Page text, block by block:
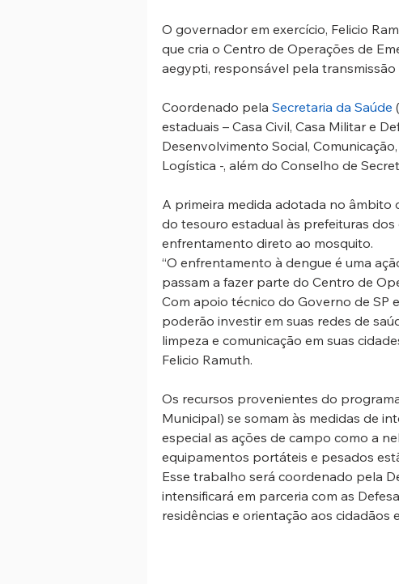
O governador em exercício, Felicio
que cria o Centro de Operações de
aegypti, responsável pela
Coordenado pela Secretaria da Saúde
estaduais – Casa Civil, Casa Militar e
Desenvolvimento Social,
Logística -, além do Conselho de
A primeira medida adotada no âmbito
do tesouro estadual às prefeituras
enfrentamento direto ao mosquito.
“O enfrentamento à dengue é uma
passam a fazer parte do Centro de
Com apoio técnico do Governo de SP
poderão investir em suas redes de
limpeza e comunicação em suas
Felicio Ramuth.
Os recursos provenientes do
Municipal) se somam às medidas de
especial as ações de campo como a
equipamentos portáteis e pesados
Esse trabalho será coordenado pela
intensificará em parceria com as
residências e orientação aos cidadãos